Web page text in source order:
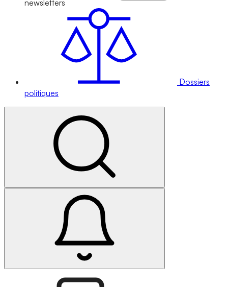
newsletters
Dossiers
politiques